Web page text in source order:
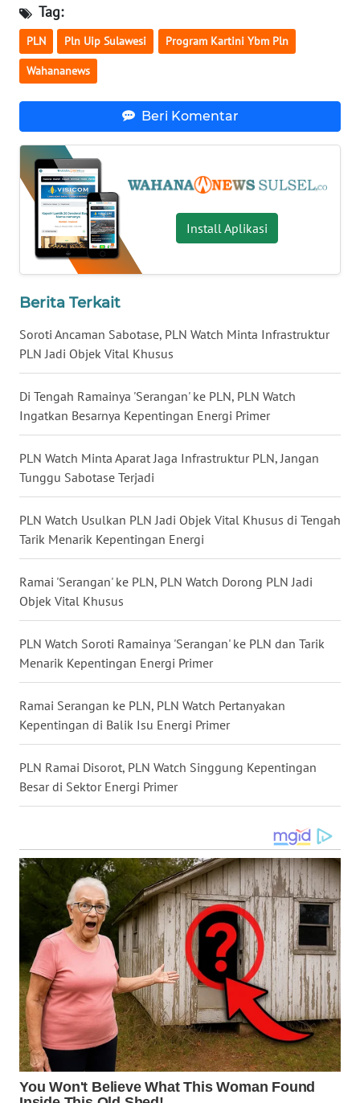
Tag:
PLN Pln Uip Sulawesi Program Kartini Ybm Pln
Wahananews
Beri Komentar
Install Aplikasi
Berita Terkait
Soroti Ancaman Sabotase, PLN Watch Minta Infrastruktur
PLN Jadi Objek Vital Khusus
Di Tengah Ramainya 'Serangan' ke PLN, PLN Watch
Ingatkan Besarnya Kepentingan Energi Primer
PLN Watch Minta Aparat Jaga Infrastruktur PLN, Jangan
Tunggu Sabotase Terjadi
PLN Watch Usulkan PLN Jadi Objek Vital Khusus di Tengah
Tarik Menarik Kepentingan Energi
Ramai 'Serangan' ke PLN, PLN Watch Dorong PLN Jadi
Objek Vital Khusus
PLN Watch Soroti Ramainya 'Serangan' ke PLN dan Tarik
Menarik Kepentingan Energi Primer
Ramai Serangan ke PLN, PLN Watch Pertanyakan
Kepentingan di Balik Isu Energi Primer
PLN Ramai Disorot, PLN Watch Singgung Kepentingan
Besar di Sektor Energi Primer
WN
KALTARA
KALTIM
WN
SULSEL
WN
WN
SULUT
MALUKU
MALUT
DAIRI
DANAU
TOBA
WN
NIAS
WN
LANGKAT
WN
TAPANULI
TANJUNG
LESUNG
KARO
WN
SIMALUNGUN
WN
LABUHANBATU
WN